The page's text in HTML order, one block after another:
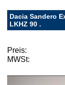
Dacia Sandero
LKHZ 90 .
Preis:
MWSt: